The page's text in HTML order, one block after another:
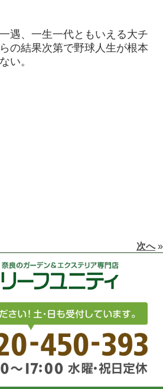
遇、一生一代ともいえる大チ
の結果次第で野球人生が根本
い。
次へ»